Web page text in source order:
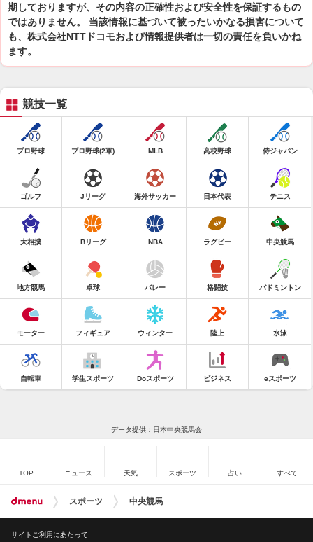
期しておりますが、その内容の正確性および安全性を保証するもの
ではありません。 当該情報に基づいて被ったいかなる損害について
も、株式会社NTTドコモおよび情報提供者は一切の責任を負いかね
ます。
競技一覧
プロ野球 プロ野球(2軍) MLB 高校野球 侍ジャパン
ゴルフ Jリーグ 海外サッカー 日本代表 テニス
大相撲 Bリーグ NBA ラグビー 中央競馬
地方競馬 卓球 バレー 格闘技 バドミントン
モーター フィギュア ウィンター 陸上 水泳
自転車 学生スポーツ Doスポーツ ビジネス eスポーツ
データ提供：日本中央競馬会
TOP ニュース 天気 スポーツ 占い すべて
スポーツ 中央競馬
サイトご利用にあたって